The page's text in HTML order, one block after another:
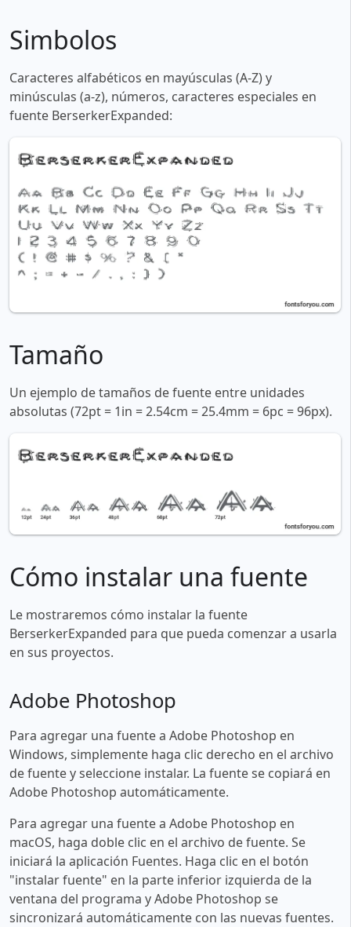
Simbolos
Caracteres alfabéticos en mayúsculas (A-Z) y
minúsculas (a-z), números, caracteres especiales en
fuente BerserkerExpanded:
Tamaño
Un ejemplo de tamaños de fuente entre unidades
absolutas (72pt = 1in = 2.54cm = 25.4mm = 6pc = 96px).
Cómo instalar una fuente
Le mostraremos cómo instalar la fuente
BerserkerExpanded para que pueda comenzar a usarla
en sus proyectos.
Adobe Photoshop
Para agregar una fuente a Adobe Photoshop en
Windows, simplemente haga clic derecho en el archivo
de fuente y seleccione instalar. La fuente se copiará en
Adobe Photoshop automáticamente.
Para agregar una fuente a Adobe Photoshop en
macOS, haga doble clic en el archivo de fuente. Se
iniciará la aplicación Fuentes. Haga clic en el botón
"instalar fuente" en la parte inferior izquierda de la
ventana del programa y Adobe Photoshop se
sincronizará automáticamente con las nuevas fuentes.